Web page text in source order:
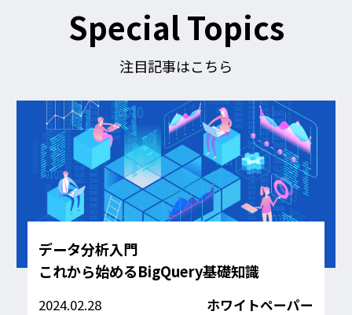
す
る
Special Topics
注目記事はこちら
データ分析入門
これから始めるBigQuery基礎知識
2024.02.28 ホワイトペーパー